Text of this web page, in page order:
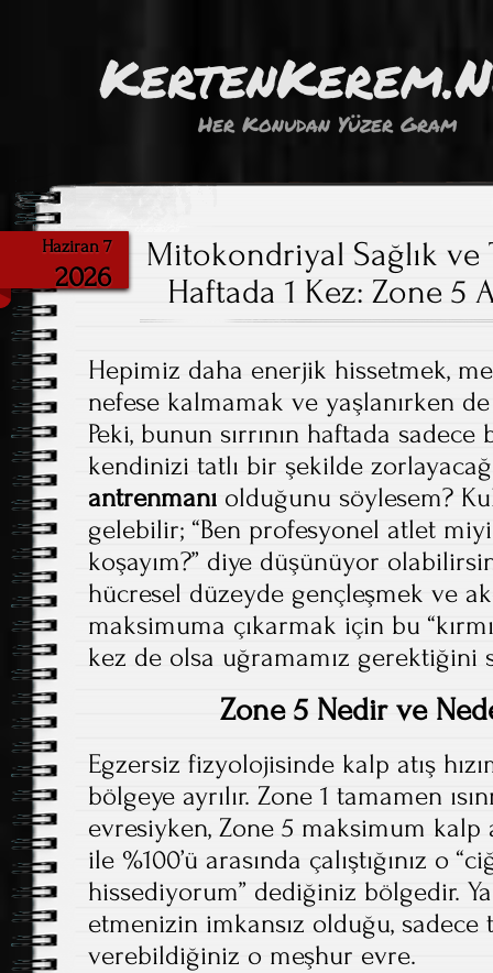
Her Konudan Yüzer Gram
Haziran 7
2026
Mitokondriyal Sağlık ve
Haftada 1 Kez: Zone 5
Hepimiz daha enerjik hissetmek,
nefese kalmamak ve yaşlanırken
Peki, bunun sırrının haftada sadece
kendinizi tatlı bir şekilde
antrenmanı olduğunu söylesem?
gelebilir; “Ben profesyonel atlet
koşayım?” diye düşünüyor
hücresel düzeyde gençleşmek ve
maksimuma çıkarmak için bu
kez de olsa uğramamız gerektiğini
Zone 5 Nedir ve
Egzersiz fizyolojisinde kalp atış
bölgeye ayrılır. Zone 1 tamamen
evresiyken, Zone 5 maksimum kalp
ile %100’ü arasında çalıştığınız o
hissediyorum” dediğiniz bölgedir.
etmenizin imkansız olduğu,
verebildiğiniz o meşhur evre.